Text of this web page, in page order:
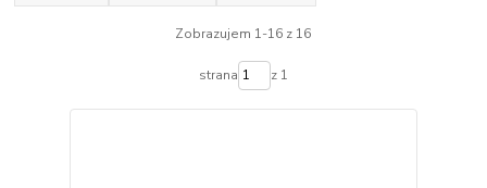
Zobrazujem 1-16 z 16
strana z 1